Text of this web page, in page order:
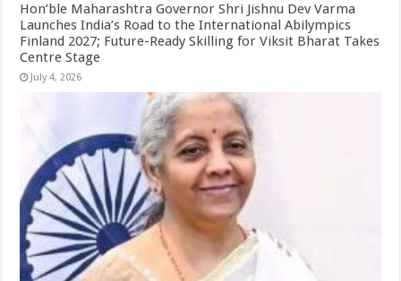
Hon’ble Maharashtra Governor Shri Jishnu Dev Varma
Launches India’s Road to the International Abilympics
Finland 2027; Future-Ready Skilling for Viksit Bharat Takes
Centre Stage
July 4, 2026